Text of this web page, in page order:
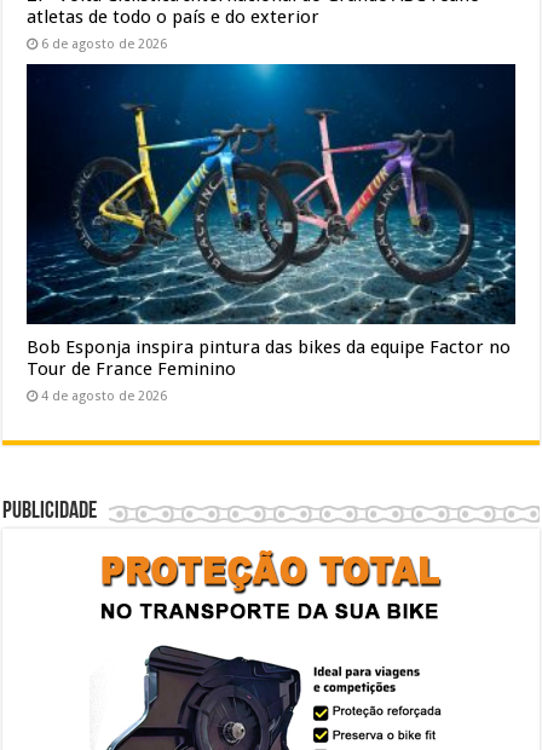
atletas de todo o país e do exterior
6 de agosto de 2026
Bob Esponja inspira pintura das bikes da equipe Factor no
Tour de France Feminino
4 de agosto de 2026
Publicidade